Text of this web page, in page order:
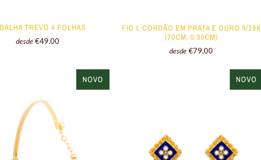
TREVO 4 FOLHAS
desde €49.00
FIO L CORDÃO EM PRATA E OURO 9/19K
(70CM, 0.35CM)
desde €79.00
NOVO NOVO